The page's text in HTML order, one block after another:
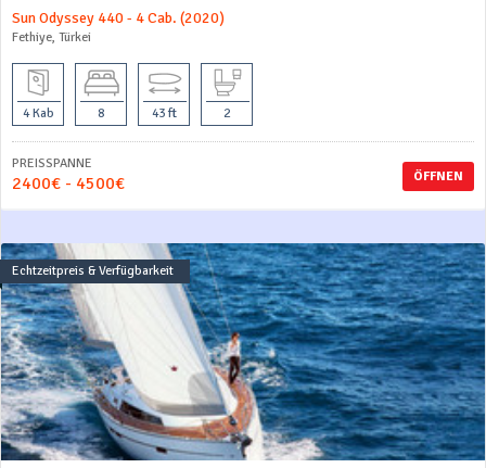
Sun Odyssey 440 - 4 Cab. (2020)
Fethiye, Türkei
4 Kab 8 43 ft 2
ÖFFNEN
PREISSPANNE
2400€ - 4500€
Echtzeitpreis & Verfügbarkeit